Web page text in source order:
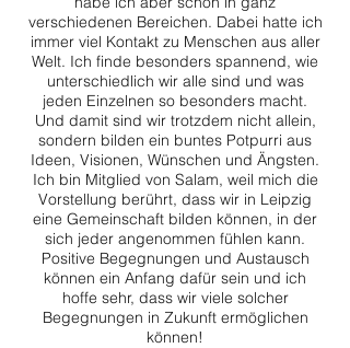
verschiedenen Bereichen. Dabei hatte ich
immer viel Kontakt zu Menschen aus aller
Welt. Ich finde besonders spannend, wie
unterschiedlich wir alle sind und was
jeden Einzelnen so besonders macht.
Und damit sind wir trotzdem nicht allein,
sondern bilden ein buntes Potpurri aus
Ideen, Visionen, Wünschen und Ängsten.
Ich bin Mitglied von Salam, weil mich die
Vorstellung berührt, dass wir in Leipzig
eine Gemeinschaft bilden können, in der
sich jeder angenommen fühlen kann.
Positive Begegnungen und Austausch
können ein Anfang dafür sein und ich
hoffe sehr, dass wir viele solcher
Begegnungen in Zukunft ermöglichen
können!